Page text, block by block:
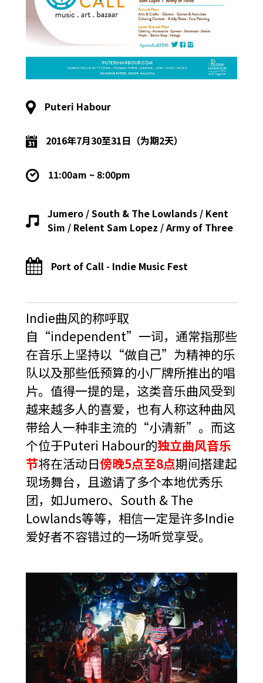
Puteri Habour
2016年7月30至31日（为期2天）
11:00am ~ 8:00pm
Jumero / South & The Lowlands / Kent
Sim / Relent Sam Lopez / Army of Three
Port of Call - Indie Music Fest
Indie曲风的称呼取
自“independent”一词，通常指那些
在音乐上坚持以“做自己”为精神的乐
队以及那些低预算的小厂牌所推出的唱
片。值得一提的是，这类音乐曲风受到
越来越多人的喜爱，也有人称这种曲风
带给人一种非主流的“小清新”。而这
个位于Puteri Habour的独立曲风音乐
节将在活动日傍晚5点至8点期间搭建起
现场舞台，且邀请了多个本地优秀乐
团，如Jumero、South & The
Lowlands等等，相信一定是许多Indie
爱好者不容错过的一场听觉享受。